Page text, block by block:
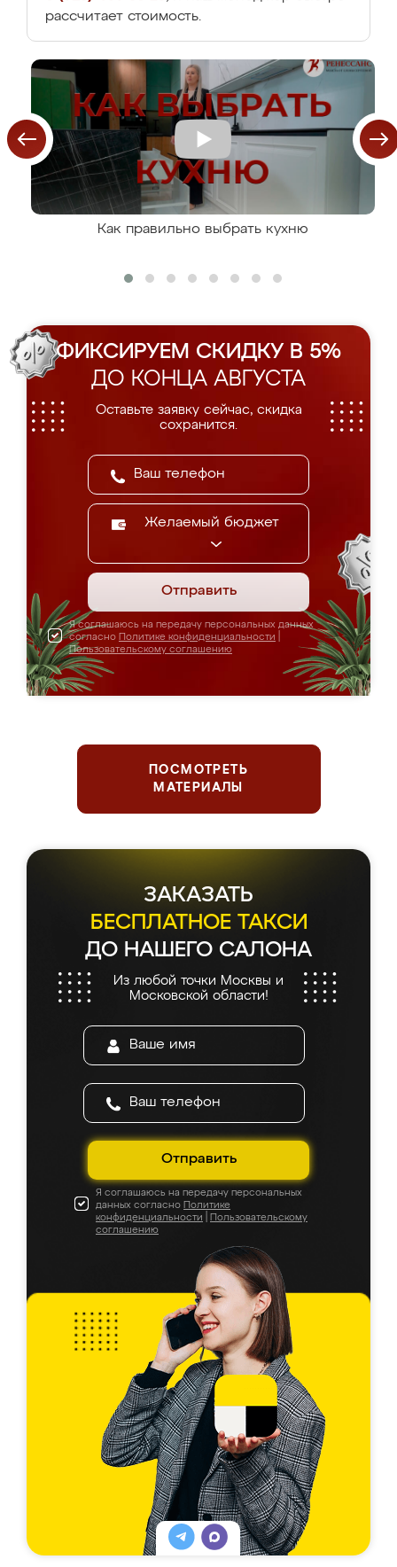
рассчитает стоимость.
Как правильно выбрать кухню
ФИКСИРУЕМ СКИДКУ В 5%
ДО КОНЦА АВГУСТА
Оставьте заявку сейчас, скидка
сохранится.
Желаемый бюджет
Отправить
Я соглашаюсь на передачу персональных данных
согласно Политике конфиденциальности
Пользовательскому соглашению
ПОСМОТРЕТЬ
МАТЕРИАЛЫ
ЗАКАЗАТЬ
БЕСПЛАТНОЕ ТАКСИ
ДО НАШЕГО САЛОНА
Из любой точки Москвы и
Московской области!
Отправить
Я соглашаюсь на передачу персональных
данных согласно Политике
конфиденциальности
Пользовательскому
соглашению